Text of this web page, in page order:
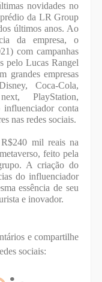
novidades no
da LR Group
últimos anos. Ao
da empresa, o
com campanhas
pelo Lucas Rangel
grandes empresas
Coca-Cola,
PlayStation,
conta
nas redes sociais.
mil reais na
feito pela
A criação do
do influenciador
essência de seu
e inovador.
e compartilhe
sociais: